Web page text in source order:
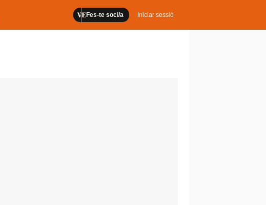
Fes-te soci/a Iniciar sessió